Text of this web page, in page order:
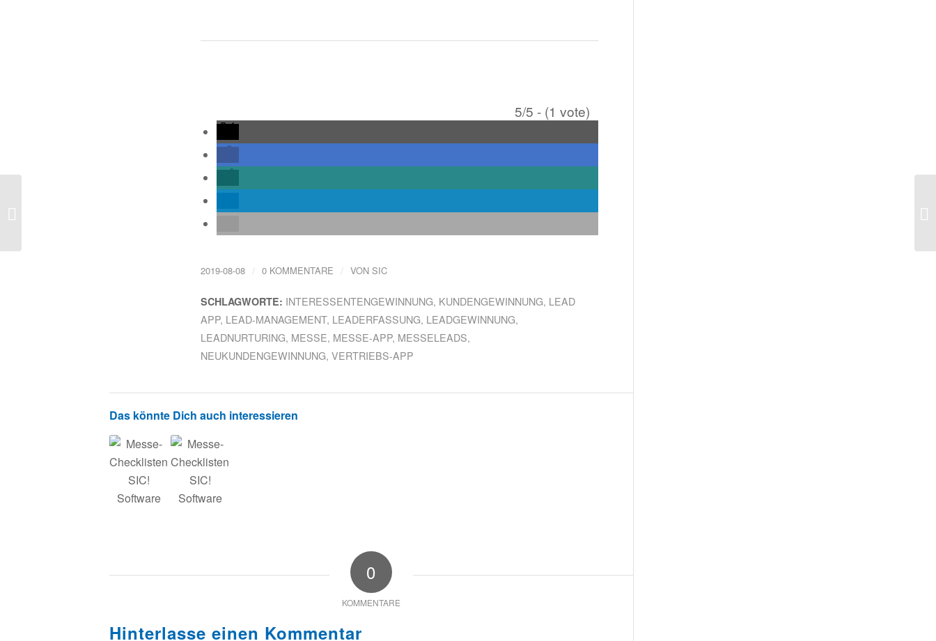
5/5 - (1 vote)
2019-08-08 / 0 KOMMENTARE / VON SIC
SCHLAGWORTE: INTERESSENTENGEWINNUNG, KUNDENGEWINNUNG, LEAD
APP, LEAD-MANAGEMENT, LEADERFASSUNG, LEADGEWINNUNG,
LEADNURTURING, MESSE, MESSE-APP, MESSELEADS,
NEUKUNDENGEWINNUNG, VERTRIEBS-APP
Das könnte Dich auch interessieren
0
KOMMENTARE
Hinterlasse einen Kommentar